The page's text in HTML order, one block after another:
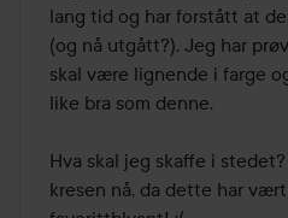
lang tid og har forstått at
(og nå utgått?). Jeg har
skal være lignende i farge
like bra som denne.
Hva skal jeg skaffe i
kresen nå, da dette har